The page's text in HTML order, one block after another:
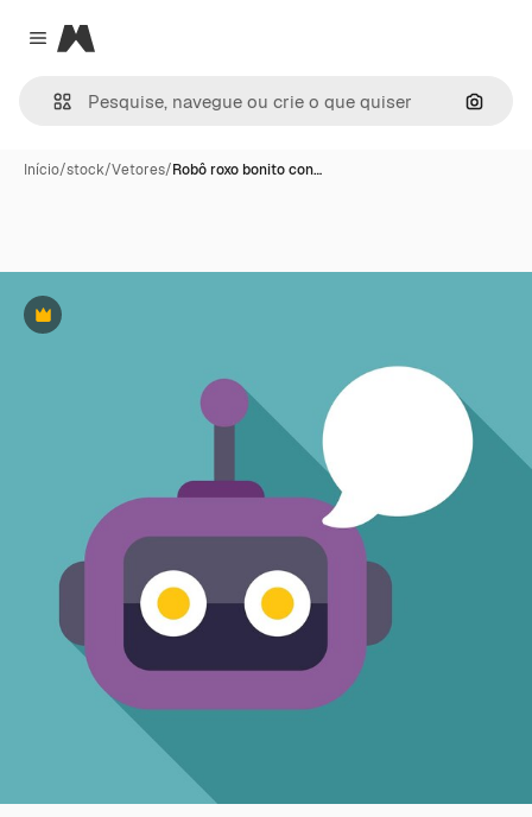
Close menu
Magnific
Início/stock/Vetores/Robô roxo bonito con…
Premium